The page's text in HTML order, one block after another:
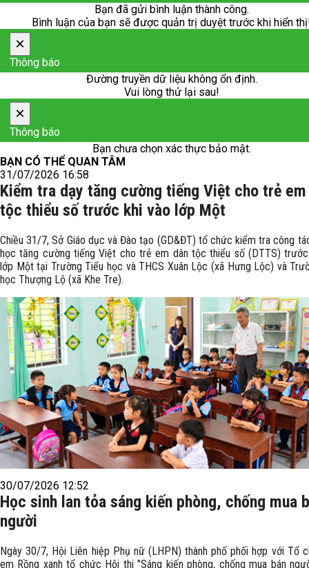
Bạn đã gửi bình luận thành công.
Bình luận của bạn sẽ được quản trị duyệt trước khi hiển
×
Thông báo
Đường truyền dữ liệu không ổn định.
Vui lòng thử lại sau!
×
Thông báo
Bạn chưa chọn xác thực bảo mật.
BẠN CÓ THỂ QUAN TÂM
31/07/2026 16:58
Kiểm tra dạy tăng cường tiếng Việt cho trẻ em
tộc thiểu số trước khi vào lớp Một
Chiều 31/7, Sở Giáo dục và Đào tạo (GD&ĐT) tổ chức kiểm tra công
học tăng cường tiếng Việt cho trẻ em dân tộc thiểu số (DTTS)
lớp Một tại Trường Tiểu học và THCS Xuân Lộc (xã Hưng Lộc) và
học Thượng Lộ (xã Khe Tre).
30/07/2026 12:52
Học sinh lan tỏa sáng kiến phòng, chống mua
người
Ngày 30/7, Hội Liên hiệp Phụ nữ (LHPN) thành phố phối hợp với Tổ
em Rồng xanh tổ chức Hội thi "Sáng kiến phòng, chống mua bán